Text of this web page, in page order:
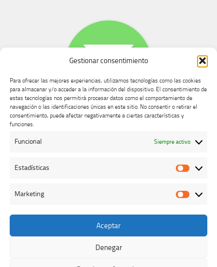
Gestionar consentimiento
Para ofrecer las mejores experiencias, utilizamos tecnologías como las cookies
para almacenar y/o acceder a la información del dispositivo. El consentimiento de
estas tecnologías nos permitirá procesar datos como el comportamiento de
navegación o las identificaciones únicas en este sitio. No consentir o retirar el
consentimiento, puede afectar negativamente a ciertas características y
funciones.
Funcional Siempre activo
Estadísticas
Marketing
Aceptar
Denegar
Buzón de dudas, quejas y sugerencias
Colegio Oficial de Veterinarios de Cáceres © 2026. Todos los